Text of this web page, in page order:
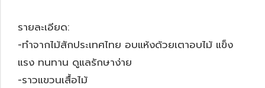
รายละเอียด:
-ทำจากไม้สักประเทศไทย อบแห้งด้วยเตาอบไม้ แข็ง
แรง ทนทาน ดูแลรักษาง่าย
-ราวแขวนเสื้อไม้